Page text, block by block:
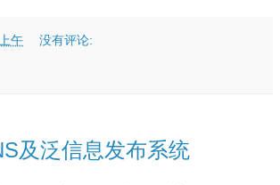
午 没有评论:
及泛信息发布系统